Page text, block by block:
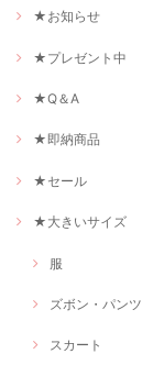
★お知らせ
★プレゼント中
★Q＆A
★即納商品
★セール
★大きいサイズ
服
ズボン・パンツ
スカート